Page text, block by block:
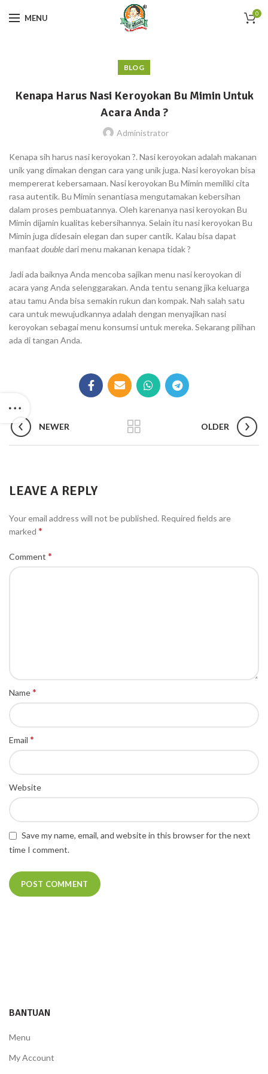
MENU 0
BLOG
Kenapa Harus Nasi Keroyokan Bu Mimin Untuk
Acara Anda ?
Administrator
Kenapa sih harus nasi keroyokan ?. Nasi keroyokan adalah makanan
unik yang dimakan dengan cara yang unik juga. Nasi keroyokan bisa
mempererat kebersamaan. Nasi keroyokan Bu Mimin memiliki cita
rasa autentik. Bu Mimin senantiasa mengutamakan kebersihan
dalam proses pembuatannya. Oleh karenanya nasi keroyokan Bu
Mimin dijamin kualitas kebersihannya. Selain itu nasi keroyokan Bu
Mimin juga didesain elegan dan super cantik. Kalau bisa dapat
manfaat doubledari menu makanan kenapa tidak ?
Jadi ada baiknya Anda mencoba sajikan menu nasi keroyokan di
acara yang Anda selenggarakan. Anda tentu senang jika keluarga
atau tamu Anda bisa semakin rukun dan kompak. Nah salah satu
cara untuk mewujudkannya adalah dengan menyajikan nasi
keroyokan sebagai menu konsumsi untuk mereka. Sekarang pilihan
ada di tangan Anda.
NEWER OLDER
LEAVE A REPLY
Your email address will not be published. Required fields are
marked *
Comment *
Name*
Email *
Website
Save my name, email, and website in this browser for the next
time I comment.
BANTUAN
Menu
My Account